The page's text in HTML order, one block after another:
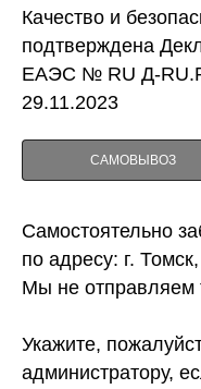
Качество и
подтверждена
ЕАЭС № RU Д-
29.11.2023
САМОВЫВОЗ
Самостоятельно
по адресу: г.
Мы не отправляем
Укажите,
администратору,